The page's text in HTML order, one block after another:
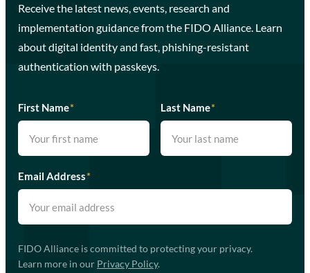
Receive the latest news, events, research and
implementation guidance from the FIDO Alliance. Learn
about digital identity and fast, phishing-resistant
authentication with passkeys.
First Name* Last Name*
Email Address*
FIDO Alliance is committed to protecting your privacy.
Learn more in our Privacy Policy.